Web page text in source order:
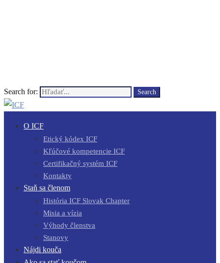
Search for: Search
O ICF
Etický kódex ICF
Kľúčové kompetencie ICF
Certifikačný systém ICF
Kontakty
Staň sa členom
História ICF Slovak Chapter
Misia a vízia
Výhody členstva
Stanovy
Nájdi kouča